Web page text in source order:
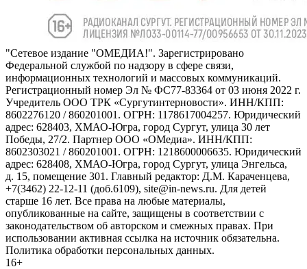
"Сетевое издание "ОМЕДИА!". Зарегистрировано
Федеральной службой по надзору в сфере связи,
информационных технологий и массовых коммуникаций.
Регистрационный номер Эл № ФС77-83364 от 03 июня 2022 г.
Учредитель ООО ТРК «Сургутинтерновости». ИНН/КПП:
8602276120 / 860201001. ОГРН: 1178617004257. Юридический
адрес: 628403, ХМАО-Югра, город Сургут, улица 30 лет
Победы, 27/2. Партнер ООО «ОМедиа». ИНН/КПП:
8602303021 / 860201001. ОГРН: 1218600006635. Юридический
адрес: 628408, ХМАО-Югра, город Сургут, улица Энгельса,
д. 15, помещение 301. Главный редактор: Д.М. Караченцева,
+7(3462) 22-12-11 (доб.6109), site@in-news.ru. Для детей
старше 16 лет. Все права на любые материалы,
опубликованные на сайте, защищены в соответствии с
законодательством об авторском и смежных правах. При
использовании активная ссылка на источник обязательна.
Политика обработки персональных данных.
16+